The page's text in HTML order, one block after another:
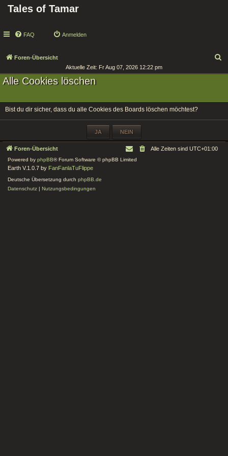
Tales of Tamar
FAQ Anmelden
Foren-Übersicht
Aktuelle Zeit: Fr Aug 07, 2026 12:22 pm
Alle Cookies löschen
Bist du dir sicher, dass du alle Cookies des Boards löschen möchtest?
Foren-Übersicht Alle Zeiten sind UTC+01:00
Powered by phpBB® Forum Software © phpBB Limited
Earth V.1.0.7 by FanFanlaTuFlippe
Deutsche Übersetzung durch phpBB.de
Datenschutz | Nutzungsbedingungen